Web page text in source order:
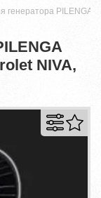
генератора PILENGA
NIVA,